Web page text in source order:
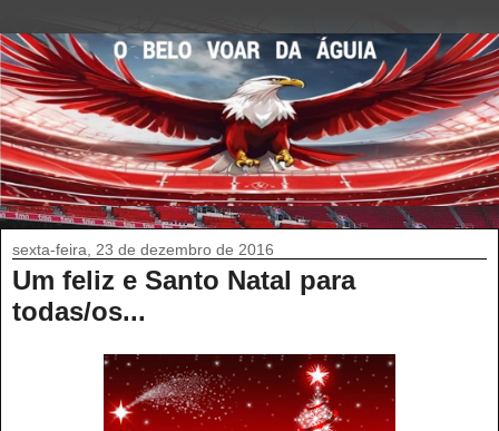
sexta-feira, 23 de dezembro de 2016
Um feliz e Santo Natal para
todas/os...